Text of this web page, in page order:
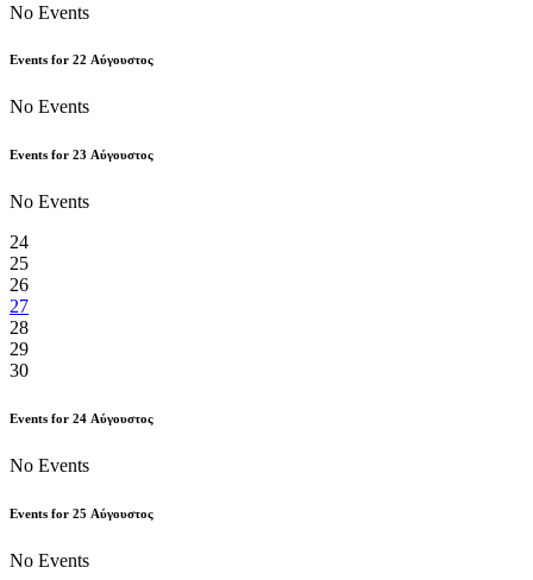
No Events
Events for 22 Αύγουστος
No Events
Events for 23 Αύγουστος
No Events
24
25
26
27
28
29
30
Events for 24 Αύγουστος
No Events
Events for 25 Αύγουστος
No Events